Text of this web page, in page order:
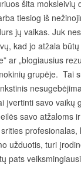
šita moksleivių
tiesiog iš
jų vaikas. Juk
kad jo atžala būtų
ar „blogiausius
grupėje. Tai
įvertinti savo vaikų
savo atžaloms
profesionalas,
užduotis, turi
pats